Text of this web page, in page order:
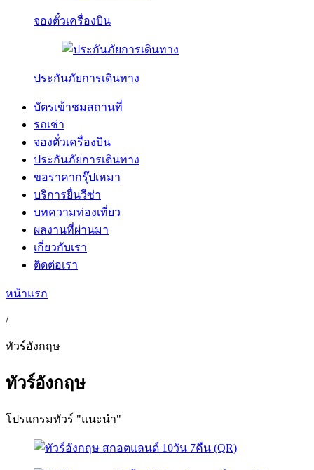
จองตั๋วเครื่องบิน
ประกันภัยการเดินทาง
บัตรเข้าชมสถานที่
รถเช่า
จองตั๋วเครื่องบิน
ประกันภัยการเดินทาง
ขอราคากรุ๊ปเหมา
บริการยื่นวีซ่า
บทความท่องเที่ยว
ผลงานที่ผ่านมา
เกี่ยวกับเรา
ติดต่อเรา
หน้าแรก
/
ทัวร์อังกฤษ
ทัวร์อังกฤษ
โปรแกรมทัวร์ "แนะนำ"